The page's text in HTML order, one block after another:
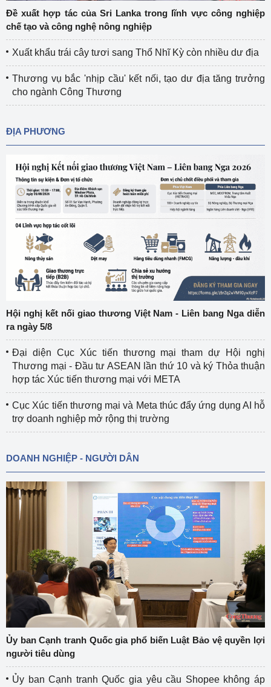
Đề xuất hợp tác của Sri Lanka trong lĩnh vực công nghiệp
chế tạo và công nghệ nông nghiệp
Xuất khẩu trái cây tươi sang Thổ Nhĩ Kỳ còn nhiều dư địa
Thương vụ bắc 'nhịp cầu' kết nối, tạo dư địa tăng trưởng
cho ngành Công Thương
ĐỊA PHƯƠNG
Hội nghị kết nối giao thương Việt Nam - Liên bang Nga diễn
ra ngày 5/8
Đại diện Cục Xúc tiến thương mại tham dự Hội nghị
Thương mại - Đầu tư ASEAN lần thứ 10 và ký Thỏa thuận
hợp tác Xúc tiến thương mại với META
Cục Xúc tiến thương mại và Meta thúc đẩy ứng dụng AI hỗ
trợ doanh nghiệp mở rộng thị trường
DOANH NGHIỆP - NGƯỜI DÂN
Ủy ban Cạnh tranh Quốc gia phổ biến Luật Bảo vệ quyền lợi
người tiêu dùng
Ủy ban Cạnh tranh Quốc gia yêu cầu Shopee không áp